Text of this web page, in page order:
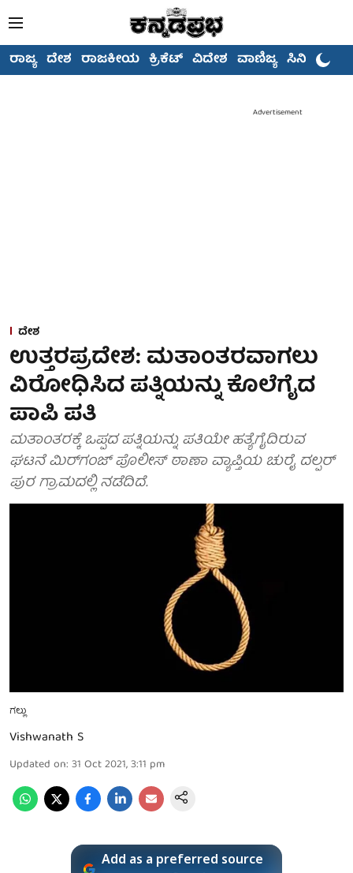
ರಾಜ್ಯ ದೇಶ ರಾಜಕೀಯ ಕ್ರಿಕೆಟ್ ವಿದೇಶ ವಾಣಿಜ್ಯ ಸಿನಿಮಾ
Advertisement
ದೇಶ
ಉತ್ತರಪ್ರದೇಶ: ಮತಾಂತರವಾಗಲು
ವಿರೋಧಿಸಿದ ಪತ್ನಿಯನ್ನು ಕೊಲೆಗೈದ
ಪಾಪಿ ಪತಿ
ಮತಾಂತರಕ್ಕೆ ಒಪ್ಪದ ಪತ್ನಿಯನ್ನು ಪತಿಯೇ ಹತ್ಯೆಗೈದಿರುವ
ಘಟನೆ ಮಿರ್​​ಗಂಜ್​ ಪೊಲೀಸ್​ ಠಾಣಾ ವ್ಯಾಪ್ತಿಯ ಚುರೈ ದಲ್ಪರ್​
ಪುರ ಗ್ರಾಮದಲ್ಲಿ ನಡೆದಿದೆ.
ಗಲ್ಲು
Vishwanath S
Updated on: 31 Oct 2021, 3:11 pm
Add as a preferred source